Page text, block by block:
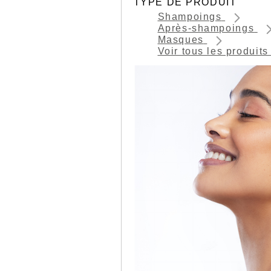
Shampoings
Après-shampoings
Masques
Voir tous les